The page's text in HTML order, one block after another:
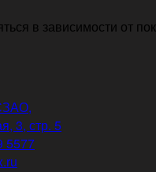
в зависимости от
3, стр. 5
5577